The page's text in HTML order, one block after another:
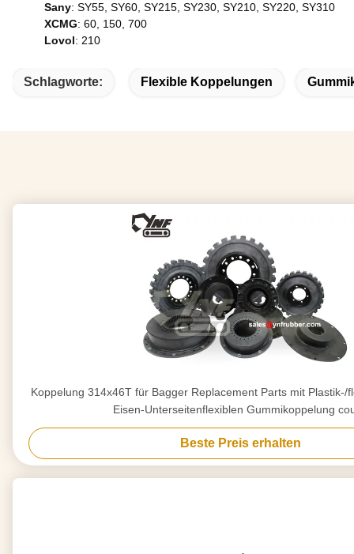
Sany: SY55, SY60, SY215, SY230, SY210, SY220, SY310
XCMG: 60, 150, 700
Lovol: 210
Schlagworte: Flexible Koppelungen
Koppelung 314x46T für Bagger Replacement Parts mit Plastik-/
Eisen-Unterseitenflexiblen Gummikoppelung
Beste Preis erhalten